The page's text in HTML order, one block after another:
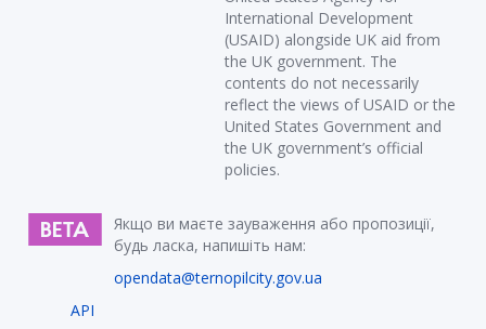
International Development
(USAID) alongside UK aid from
the UK government. The
contents do not necessarily
reflect the views of USAID or the
United States Government and
the UK government’s official
policies.
Якщо ви маєте зауваження або пропозиції,
будь ласка, напишіть нам:
opendata@ternopilcity.gov.ua
API